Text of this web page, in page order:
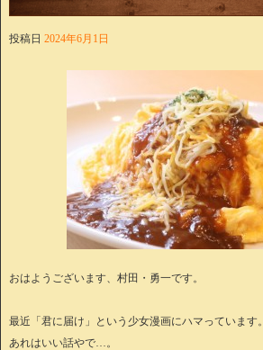
投稿日 2024年6月1日
おはようございます、村田・勇一です。
最近「君に届け」という少女漫画にハマっています。
あれはいい話やで…。